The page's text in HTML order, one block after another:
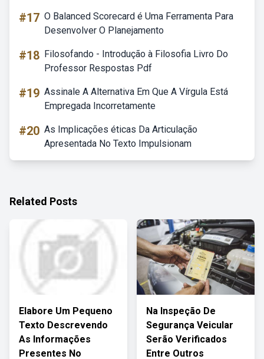
#17 O Balanced Scorecard é Uma Ferramenta Para
Desenvolver O Planejamento
#18 Filosofando - Introdução à Filosofia Livro Do
Professor Respostas Pdf
#19 Assinale A Alternativa Em Que A Vírgula Está
Empregada Incorretamente
#20 As Implicações éticas Da Articulação
Apresentada No Texto Impulsionam
Related Posts
Elabore Um Pequeno
Texto Descrevendo
As Informações
Presentes No
Na Inspeção De
Segurança Veicular
Serão Verificados
Entre Outros